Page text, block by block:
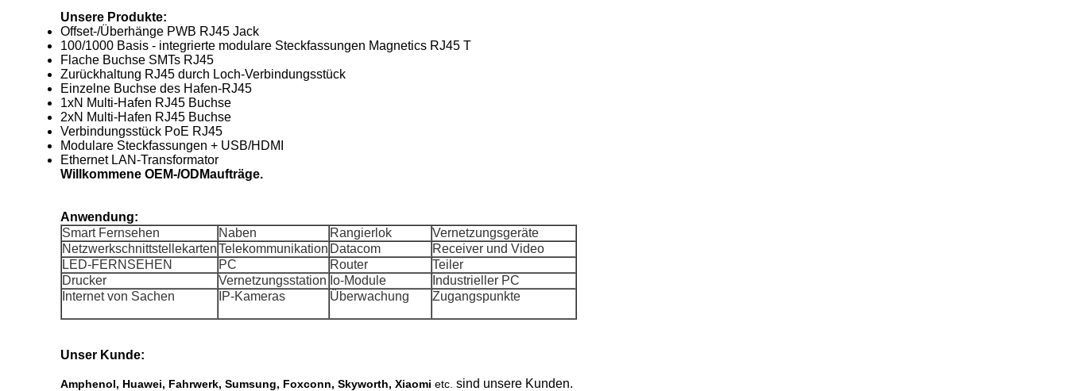
Unsere Produkte:
Offset-/Überhänge PWB RJ45 Jack
100/1000 Basis - integrierte modulare Steckfassungen Magnetics RJ45 T
Flache Buchse SMTs RJ45
Zurückhaltung RJ45 durch Loch-Verbindungsstück
Einzelne Buchse des Hafen-RJ45
1xN Multi-Hafen RJ45 Buchse
2xN Multi-Hafen RJ45 Buchse
Verbindungsstück PoE RJ45
Modulare Steckfassungen + USB/HDMI
Ethernet LAN-Transformator
Willkommene OEM-/ODMaufträge.
Anwendung:
Smart Fernsehen
Naben Rangierlok
Vernetzungsgeräte
NetzwerkschnittstellekartenTelekommunikation Datacom
Receiver und Video
LED-FERNSEHEN
PC Router
Teiler
Drucker
Vernetzungsstation Io-Module
Industrieller PC
Internet von Sachen
IP-Kameras Überwachung Zugangspunkte
Unser Kunde:
Amphenol, Huawei, Fahrwerk, Sumsung, Foxconn, Skyworth, Xiaomi etc. sind unsere Kunden.